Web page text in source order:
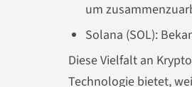
um
Solana (SOL):
Diese Vielfalt an
Technologie bietet,